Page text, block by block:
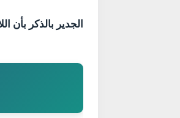
الجدير بالذكر بأن